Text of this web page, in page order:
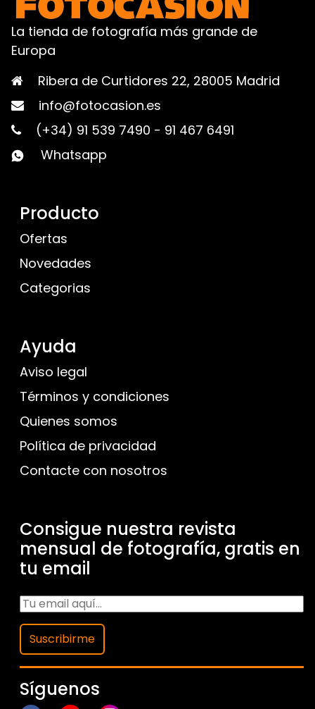
La tienda de fotografía más grande de
Europa
Ribera de Curtidores 22, 28005 Madrid
info@fotocasion.es
(+34) 91 539 7490 - 91 467 6491
Whatsapp
Producto
Ofertas
Novedades
Categorias
Ayuda
Aviso legal
Términos y condiciones
Quienes somos
Política de privacidad
Contacte con nosotros
Consigue nuestra revista
mensual de fotografía, gratis en
tu email
Suscribirme
Síguenos